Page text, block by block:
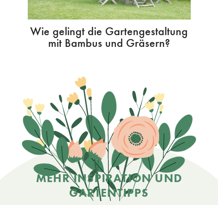
Wie gelingt die Gartengestaltung
mit Bambus und Gräsern?
MEHR INSPIRATION UND
GARTENTIPPS